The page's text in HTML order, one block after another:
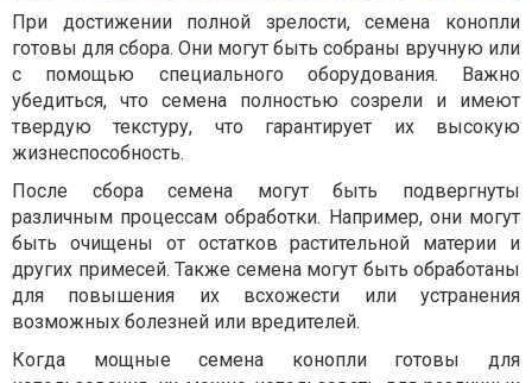
При достижении полной зрелости, семена конопли
готовы для сбора. Они могут быть собраны вручную или
с помощью специального оборудования. Важно
убедиться, что семена полностью созрели и имеют
твердую текстуру, что гарантирует их высокую
жизнеспособность.
После сбора семена могут быть подвергнуты
различным процессам обработки. Например, они могут
быть очищены от остатков растительной материи и
других примесей. Также семена могут быть обработаны
для повышения их всхожести или устранения
возможных болезней или вредителей.
Когда мощные семена конопли готовы для